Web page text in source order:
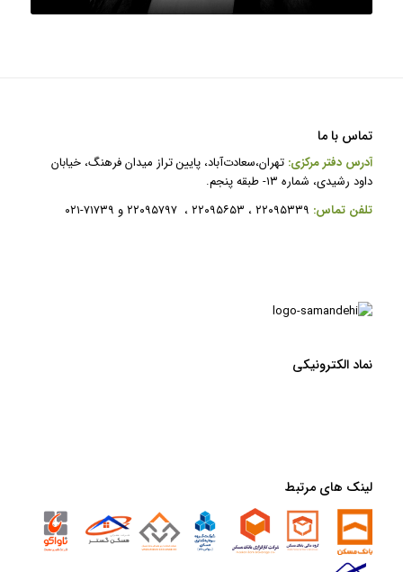
تماس با ما
آدرس دفتر مرکزی: تهران،سعادت‌آباد، پایین تراز میدان فرهنگ، خیابان
داود رشیدی، شماره ۱۳- طبقه پنجم.
تلفن تماس: ۲۲۰۹۵۳۳۹ ، ۲۲۰۹۵۶۵۳ ، ۲۲۰۹۵۷۹۷ و ۷۱۷۳۹-۰۲۱
نماد الکترونیکی
لینک های مرتبط